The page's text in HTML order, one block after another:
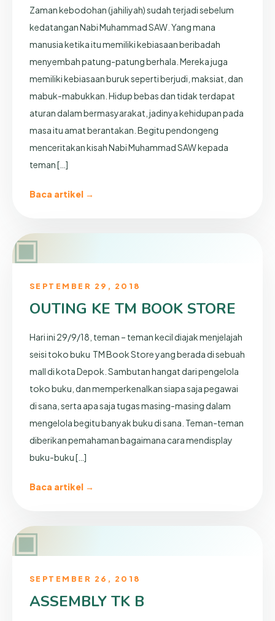
Zaman kebodohan (jahiliyah) sudah terjadi sebelum
kedatangan Nabi Muhammad SAW. Yang mana
manusia ketika itu memiliki kebiasaan beribadah
menyembah patung-patung berhala. Mereka juga
memiliki kebiasaan buruk seperti berjudi, maksiat, dan
mabuk-mabukkan. Hidup bebas dan tidak terdapat
aturan dalam bermasyarakat, jadinya kehidupan pada
masa itu amat berantakan. Begitu pendongeng
menceritakan kisah Nabi Muhammad SAW kepada
teman […]
Baca artikel →
▣
SEPTEMBER 29, 2018
OUTING KE TM BOOK STORE
Hari ini 29/9/18, teman – teman kecil diajak menjelajah
seisi toko buku TM Book Store yang berada di sebuah
mall di kota Depok. Sambutan hangat dari pengelola
toko buku, dan memperkenalkan siapa saja pegawai
di sana, serta apa saja tugas masing-masing dalam
mengelola begitu banyak buku di sana. Teman-teman
diberikan pemahaman bagaimana cara mendisplay
buku-buku […]
Baca artikel →
▣
SEPTEMBER 26, 2018
ASSEMBLY TK B